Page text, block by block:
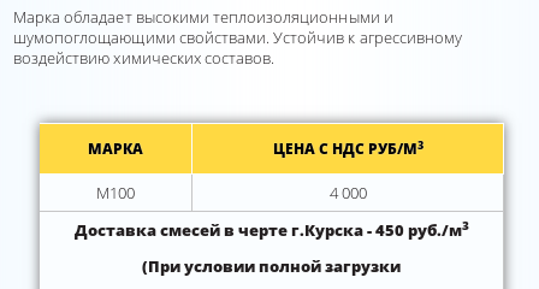
Марка обладает высокими теплоизоляционными и
шумопоглощающими свойствами. Устойчив к агрессивному
воздействию химических составов.
МАРКА ЦЕНА С НДС РУБ/М3
М100
4 000
Доставка смесей в черте г.Курска - 450 руб./м3
(При условии полной загрузки